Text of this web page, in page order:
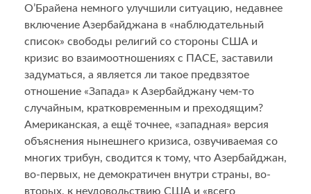
О’Брайена немного улучшили ситуацию, недавнее
включение Азербайджана в «наблюдательный
список» свободы религий со стороны США и
кризис во взаимоотношениях с ПАСЕ, заставили
задуматься, а является ли такое предвзятое
отношение «Запада» к Азербайджану чем-то
случайным, кратковременным и преходящим?
Американская, а ещё точнее, «западная» версия
объяснения нынешнего кризиса, озвучиваемая со
многих трибун, сводится к тому, что Азербайджан,
во-первых, не демократичен внутри страны, во-
вторых, к неудовольствию США и «всего